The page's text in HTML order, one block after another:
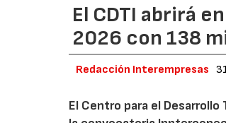
El CDTI abrirá
2026 con 138
Redacción Interempresas
El Centro para el